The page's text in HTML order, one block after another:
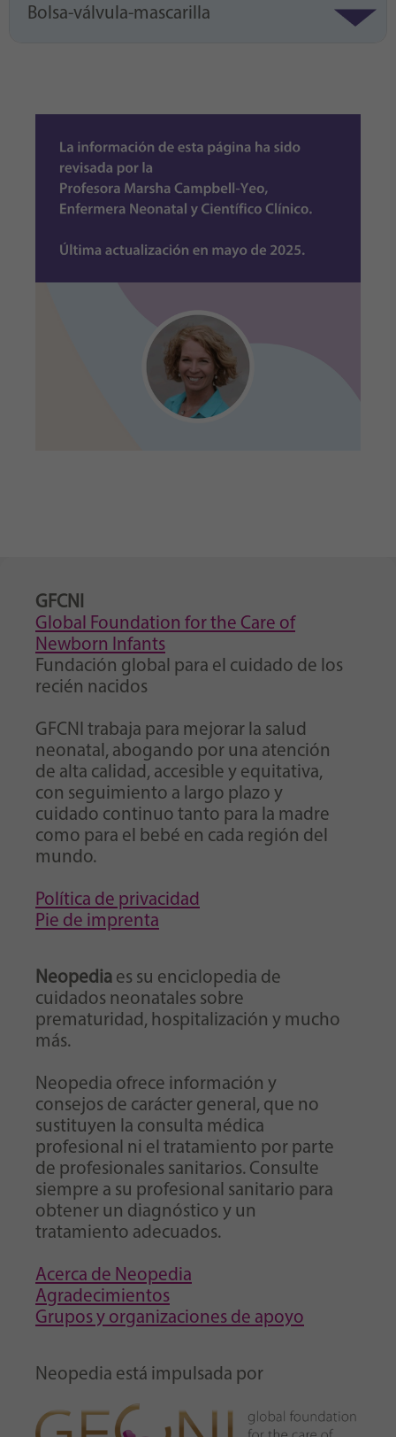
Bolsa-válvula-mascarilla
GFCNI
Global Foundation for the Care of
Newborn Infants
Fundación global para el cuidado de los
recién nacidos
GFCNI trabaja para mejorar la salud
neonatal, abogando por una atención
de alta calidad, accesible y equitativa,
con seguimiento a largo plazo y
cuidado continuo tanto para la madre
como para el bebé en cada región del
mundo.
Política de privacidad
Pie de imprenta
Neopedia es su enciclopedia de
cuidados neonatales sobre
prematuridad, hospitalización y mucho
más.
Neopedia ofrece información y
consejos de carácter general, que no
sustituyen la consulta médica
profesional ni el tratamiento por parte
de profesionales sanitarios. Consulte
siempre a su profesional sanitario para
obtener un diagnóstico y un
tratamiento adecuados.
Acerca de Neopedia
Agradecimientos
Grupos y organizaciones de apoyo
Neopedia está impulsada por